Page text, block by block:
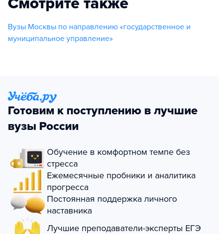
Вузы Москвы по направлению «государственное и
муниципальное управление»
Готовим к поступлению в лучшие
вузы России
Обучение в комфортном темпе без
стресса
Ежемесячные пробники и аналитика
прогресса
Постоянная поддержка личного
наставника
Лучшие преподаватели-эксперты ЕГЭ